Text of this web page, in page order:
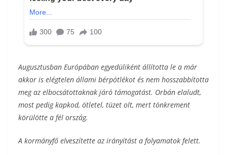
Augusztusban Európában egyedüliként állította le a már
akkor is elégtelen állami bérpótlékot és nem hosszabbította
meg az elbocsátottaknak járó támogatást. Orbán elaludt,
most pedig kapkod, ötletel, tüzet olt, mert tönkrement
körülötte a fél ország.
A kormányfő elveszítette az irányítást a folyamatok felett.